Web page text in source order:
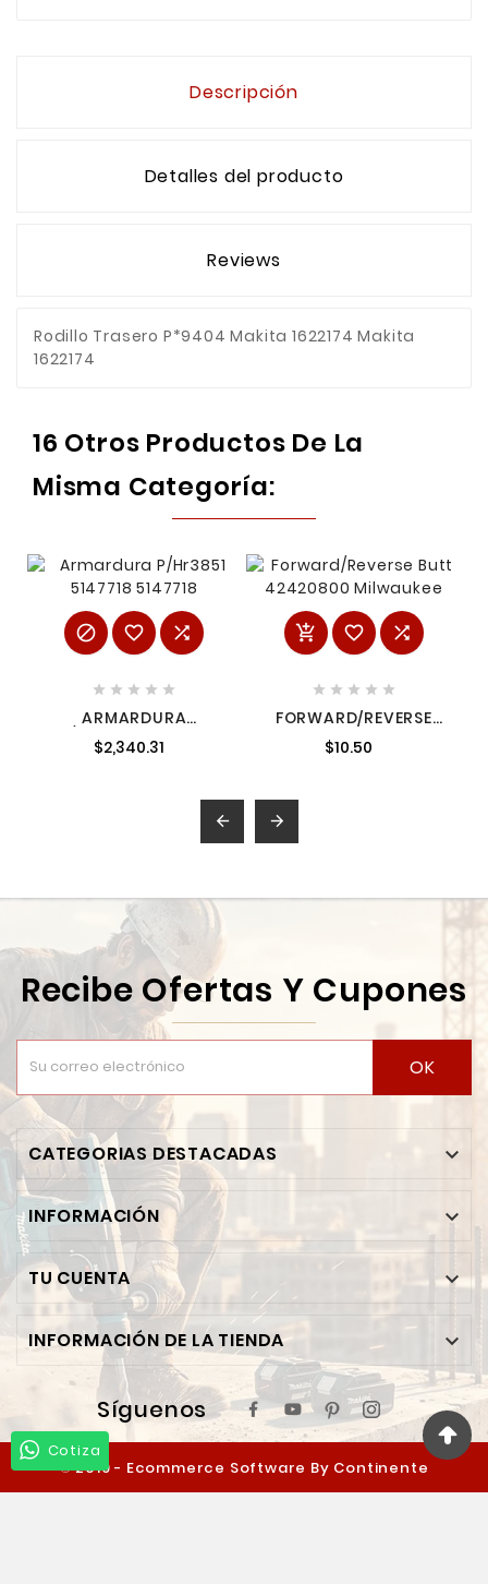
Descripción
Detalles del producto
Reviews
Rodillo Trasero P*9404 Makita 1622174 Makita
1622174
16 Otros Productos De La
Misma Categoría:
  
    
ARMARDURA
P/HR3851 5147718
5147718
$2,340.31
  
    
FORWARD/REVERSE
BUTT 42420800
MILWAUKEE
$10.50
 
Recibe Ofertas Y Cupones
OK
CATEGORIAS DESTACADAS 
INFORMACIÓN 
TU CUENTA 
INFORMACIÓN DE LA TIENDA 
Síguenos
© 2019 - Ecommerce Software By Continente
Ferretero™
Cotiza